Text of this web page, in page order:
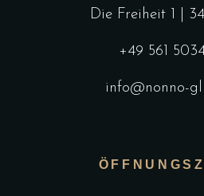
Die Freiheit 1 |
+49 561
info@nonno-